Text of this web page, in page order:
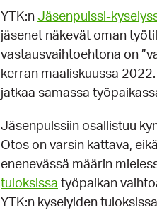
YTK:n Jäsenpulssi-
jäsenet näkevät oman
vastausvaihtoehtona on
kerran maaliskuussa
jatkaa samassa
Jäsenpulssiin osallistuu
Otos on varsin kattava,
enenevässä määrin
tuloksissa työpaikan
YTK:n kyselyiden